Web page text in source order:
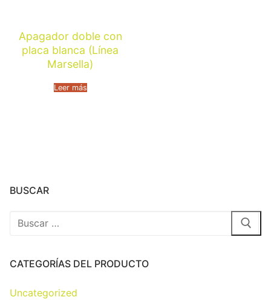
Apagador doble con
placa blanca (Línea
Marsella)
Leer más
BUSCAR
CATEGORÍAS DEL PRODUCTO
Uncategorized